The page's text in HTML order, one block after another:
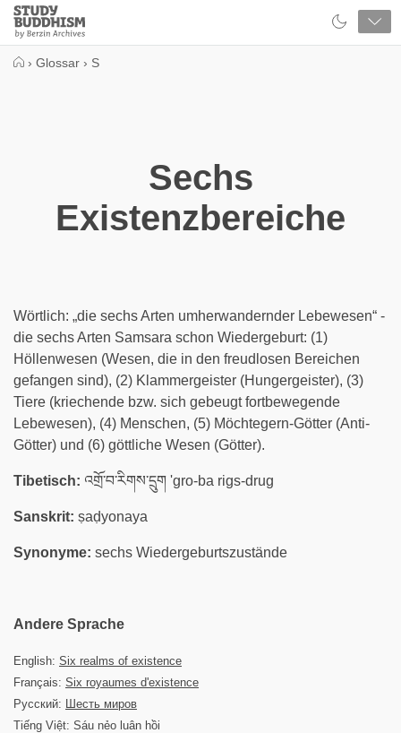
Close
Study
Buddhism
› Glossar › S
Sechs
Existenzbereiche
Wörtlich: „die sechs Arten umherwandernder Lebewesen“ -
die sechs Arten Samsara schon Wiedergeburt: (1)
Höllenwesen (Wesen, die in den freudlosen Bereichen
gefangen sind), (2) Klammergeister (Hungergeister), (3)
Tiere (kriechende bzw. sich gebeugt fortbewegende
Lebewesen), (4) Menschen, (5) Möchtegern-Götter (Anti-
Götter) und (6) göttliche Wesen (Götter).
Tibetisch: འགྲོ་བ་རིགས་དྲུག 'gro-ba rigs-drug
Sanskrit: ṣaḍyonaya
Synonyme: sechs Wiedergeburtszustände
Andere Sprache
English: Six realms of existence
Français: Six royaumes d'existence
Русский: Шесть миров
Tiếng Việt: Sáu nẻo luân hồi